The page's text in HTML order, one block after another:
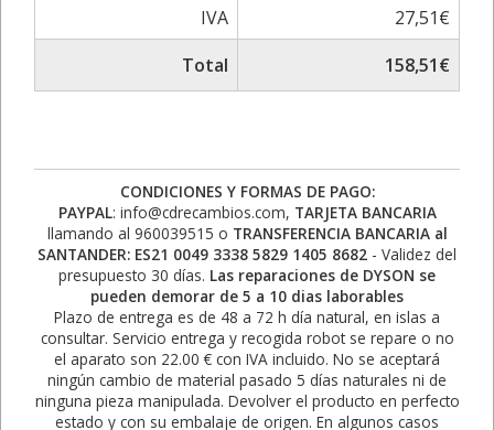
IVA
27,51€
Total
158,51€
CONDICIONES Y FORMAS DE PAGO:
PAYPAL: info@cdrecambios.com, TARJETA BANCARIA
llamando al 960039515 o TRANSFERENCIA BANCARIA al
SANTANDER: ES21 0049 3338 5829 1405 8682 - Validez del
presupuesto 30 días. Las reparaciones de DYSON se
pueden demorar de 5 a 10 dias laborables
Plazo de entrega es de 48 a 72 h día natural, en islas a
consultar. Servicio entrega y recogida robot se repare o no
el aparato son 22.00 € con IVA incluido. No se aceptará
ningún cambio de material pasado 5 días naturales ni de
ninguna pieza manipulada. Devolver el producto en perfecto
estado y con su embalaje de origen. En algunos casos